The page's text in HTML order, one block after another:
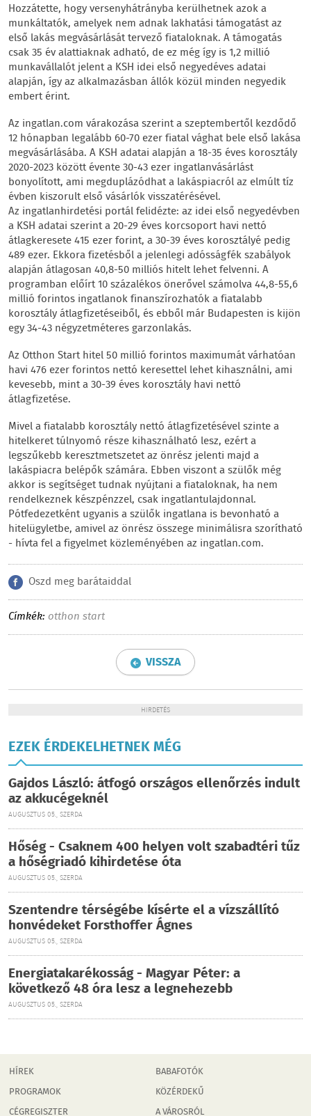
Hozzátette, hogy versenyhátrányba kerülhetnek azok a
munkáltatók, amelyek nem adnak lakhatási támogatást az
első lakás megvásárlását tervező fiataloknak. A támogatás
csak 35 év alattiaknak adható, de ez még így is 1,2 millió
munkavállalót jelent a KSH idei első negyedéves adatai
alapján, így az alkalmazásban állók közül minden negyedik
embert érint.
Az ingatlan.com várakozása szerint a szeptembertől kezdődő
12 hónapban legalább 60-70 ezer fiatal vághat bele első lakása
megvásárlásába. A KSH adatai alapján a 18-35 éves korosztály
2020-2023 között évente 30-43 ezer ingatlanvásárlást
bonyolított, ami megduplázódhat a lakáspiacról az elmúlt tíz
évben kiszorult első vásárlók visszatérésével.
Az ingatlanhirdetési portál felidézte: az idei első negyedévben
a KSH adatai szerint a 20-29 éves korcsoport havi nettó
átlagkeresete 415 ezer forint, a 30-39 éves korosztályé pedig
489 ezer. Ekkora fizetésből a jelenlegi adósságfék szabályok
alapján átlagosan 40,8-50 milliós hitelt lehet felvenni. A
programban előírt 10 százalékos önerővel számolva 44,8-55,6
millió forintos ingatlanok finanszírozhatók a fiatalabb
korosztály átlagfizetéseiből, és ebből már Budapesten is kijön
egy 34-43 négyzetméteres garzonlakás.
Az Otthon Start hitel 50 millió forintos maximumát várhatóan
havi 476 ezer forintos nettó keresettel lehet kihasználni, ami
kevesebb, mint a 30-39 éves korosztály havi nettó
átlagfizetése.
Mivel a fiatalabb korosztály nettó átlagfizetésével szinte a
hitelkeret túlnyomó része kihasználható lesz, ezért a
legszűkebb keresztmetszetet az önrész jelenti majd a
lakáspiacra belépők számára. Ebben viszont a szülők még
akkor is segítséget tudnak nyújtani a fiataloknak, ha nem
rendelkeznek készpénzzel, csak ingatlantulajdonnal.
Pótfedezetként ugyanis a szülők ingatlana is bevonható a
hitelügyletbe, amivel az önrész összege minimálisra szorítható
- hívta fel a figyelmet közleményében az ingatlan.com.
Oszd meg barátaiddal
Címkék: otthon start
VISSZA
HIRDETÉS
EZEK ÉRDEKELHETNEK MÉG
Gajdos László: átfogó országos ellenőrzés indult
az akkucégeknél
AUGUSZTUS 05., SZERDA
Hőség - Csaknem 400 helyen volt szabadtéri tűz
a hőségriadó kihirdetése óta
AUGUSZTUS 05., SZERDA
Szentendre térségébe kísérte el a vízszállító
honvédeket Forsthoffer Ágnes
AUGUSZTUS 05., SZERDA
Energiatakarékosság - Magyar Péter: a
következő 48 óra lesz a legnehezebb
AUGUSZTUS 05., SZERDA
HÍREK
PROGRAMOK
CÉGREGISZTER
BABAFOTÓK
KÖZÉRDEKŰ
A VÁROSRÓL